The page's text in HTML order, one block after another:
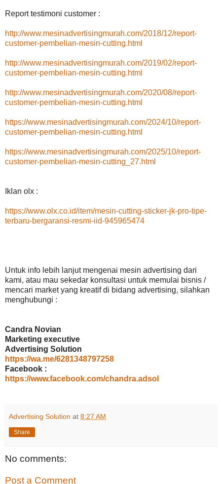
Report testimoni customer :
http://www.mesinadvertisingmurah.com/2018/12/report-
customer-pembelian-mesin-cutting.html
http://www.mesinadvertisingmurah.com/2019/02/report-
customer-pembelian-mesin-cutting.html
http://www.mesinadvertisingmurah.com/2020/08/report-
customer-pembelian-mesin-cutting.html
https://www.mesinadvertisingmurah.com/2024/10/report-
customer-pembelian-mesin-cutting.html
https://www.mesinadvertisingmurah.com/2025/10/report-
customer-pembelian-mesin-cutting_27.html
Iklan olx :
https://www.olx.co.id/item/mesin-cutting-sticker-jk-pro-tipe-
terbaru-bergaransi-resmi-iid-945965474
Untuk info lebih lanjut mengenai mesin advertising dari
kami, atau mau sekedar konsultasi untuk memulai bisnis /
mencari market yang kreatif di bidang advertising, silahkan
menghubungi :
Candra Novian
Marketing executive
Advertising Solution
https://wa.me/6281348797258
Facebook :
https://www.facebook.com/chandra.adsol
Advertising Solution at 8:27 AM
Share
No comments:
Post a Comment